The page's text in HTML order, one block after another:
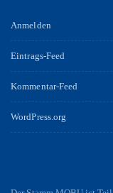
Anmelden
Eintrags-Feed
Kommentar-Feed
WordPress.org